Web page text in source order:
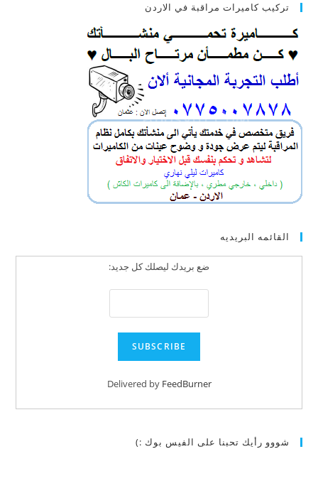
تركيب كاميرات مراقبة في الاردن
القائمه البريديه
ضع بريدك ليصلك كل جديد:
Delivered by FeedBurner
شووو رأيك تحبنا على الفيس بوك :)